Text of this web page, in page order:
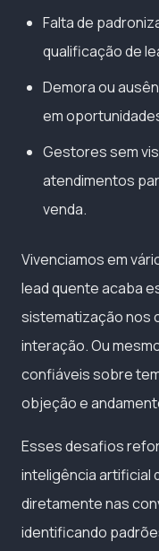
Falta de
qualificação de
Demora ou
em
Gestores sem
atendimentos
venda.
Vivenciamos em
lead quente acaba
sistematização nos
interação. Ou
confiáveis sobre
objeção e
Esses desafios
inteligência artificial
diretamente nas
identificando